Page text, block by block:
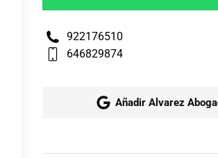
922176510
646829874
Añadir Alvarez